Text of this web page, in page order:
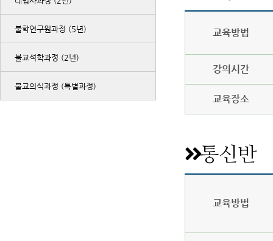
불학연구원과정 (5년)
불교석학과정 (2년)
불교의식과정 (특별과정)
교육방법
강의시간
교육장소
통신반
교육방법